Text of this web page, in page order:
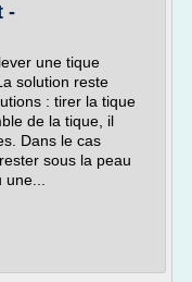
-
une tique
solution reste
: tirer la tique
de la tique, il
Dans le cas
sous la peau